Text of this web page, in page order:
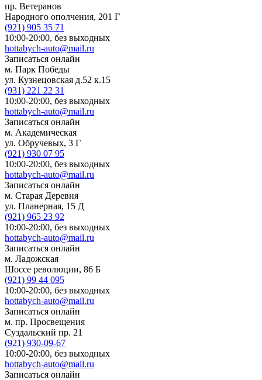
пр. Ветеранов
Народного ополчения, 201 Г
(921) 905 35 71
10:00-20:00, без выходных
hottabych-auto@mail.ru
Записаться онлайн
м. Парк Победы
ул. Кузнецовская д.52 к.15
(931) 221 22 31
10:00-20:00, без выходных
hottabych-auto@mail.ru
Записаться онлайн
м. Академическая
ул. Обручевых, 3 Г
(921) 930 07 95
10:00-20:00, без выходных
hottabych-auto@mail.ru
Записаться онлайн
м. Старая Деревня
ул. Планерная, 15 Д
(921) 965 23 92
10:00-20:00, без выходных
hottabych-auto@mail.ru
Записаться онлайн
м. Ладожская
Шоссе революции, 86 Б
(921) 99 44 095
10:00-20:00, без выходных
hottabych-auto@mail.ru
Записаться онлайн
м. пр. Просвещения
Суздальский пр. 21
(921) 930-09-67
10:00-20:00, без выходных
hottabych-auto@mail.ru
Записаться онлайн